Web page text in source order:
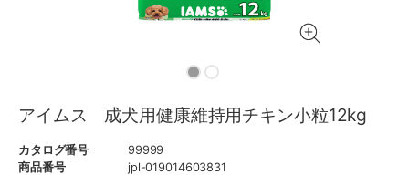
アイムス 成犬用健康維持用チキン小粒12kg
カタログ番号
99999
商品番号
jpl-019014603831